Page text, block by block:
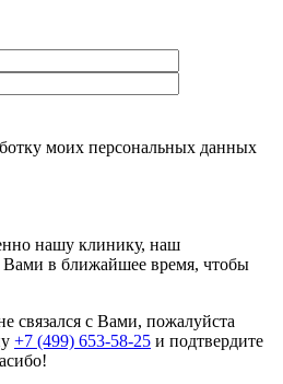
моих персональных данных
нашу клинику, наш
Вами в ближайшее время, чтобы
связался с Вами, пожалуйста
+7 (499) 653-58-25 и подтвердите